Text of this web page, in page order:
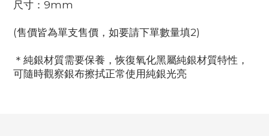
尺寸：9mm
(售價皆為單支售價，如要請下單數量填2)
＊純銀材質需要保養，恢復氧化黑屬純銀材質特性，
可隨時觀察銀布擦拭正常使用純銀光亮